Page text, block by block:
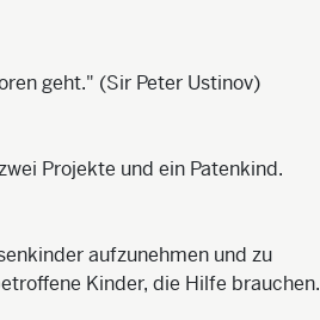
geht." (Sir Peter Ustinov)
Projekte und ein Patenkind.
aufzunehmen und zu
Kinder, die Hilfe brauchen.